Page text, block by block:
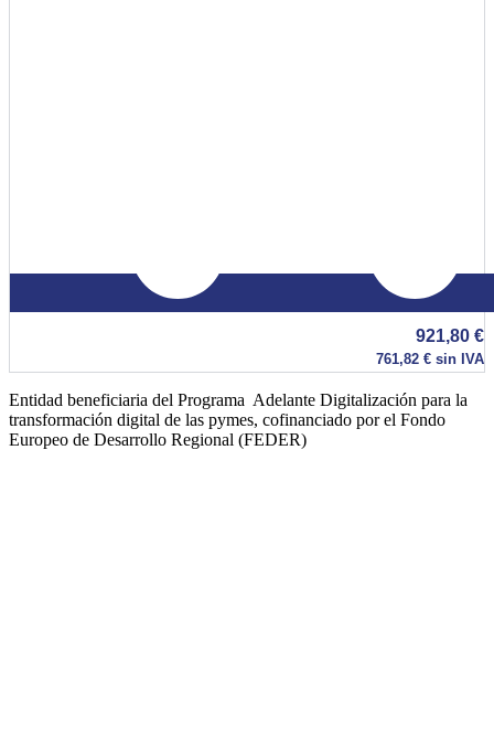
921,80 €
761,82 € sin IVA
Entidad beneficiaria del Programa Adelante Digitalización para la
transformación digital de las pymes, cofinanciado por el Fondo
Europeo de Desarrollo Regional (FEDER)